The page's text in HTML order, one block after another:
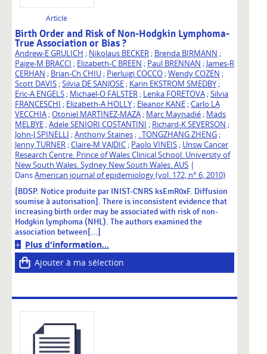
Article
Birth Order and Risk of Non-Hodgkin Lymphoma-
True Association or Bias ?
Andrew-E GRULICH ; Nikolaus BECKER; Brenda BIRMANN ;
Paige-M BRACCI ; Elizabeth-C BREEN ; Paul BRENNAN ; James-R
CERHAN ; Brian-Ch CHIU; Pierluigi COCCO;Wendy COZEN ;
Scott DAVIS;Silvia DE SANJOSE; Karin EKSTROM SMEDBY;
Eric-A ENGELS; Michael-O FALSTER; Lenka FORETOVA;Silvia
FRANCESCHI ; Elizabeth-A HOLLY; Eleanor KANE;Carlo LA
VECCHIA;Otoniel MARTINEZ-MAZA; Marc Maynadié; Mads
MELBYE;Adele SENIORI COSTANTINI ; Richard-K SEVERSON ;
John-J SPINELLI ;Anthony Staines; . TONGZHANG ZHENG;
Jenny TURNER;Claire-M VAJDIC; Paolo VINEIS; Unsw Cancer
Research Centre. Prince of Wales Clinical School. University of
New South Wales. Sydney New South Wales. AUS |
DansAmerican journal of epidemiology (vol. 172, n° 6, 2010)
[BDSP. Notice produite par INIST-CNRS ksEmR0xF. Diffusion
soumise à autorisation]. There is inconsistent evidence that
increasing birth order may be associated with risk of non-
Hodgkin lymphoma (NHL). The authors examined the
association between[...]
Plus d'information...
Ajouter à ma sélection